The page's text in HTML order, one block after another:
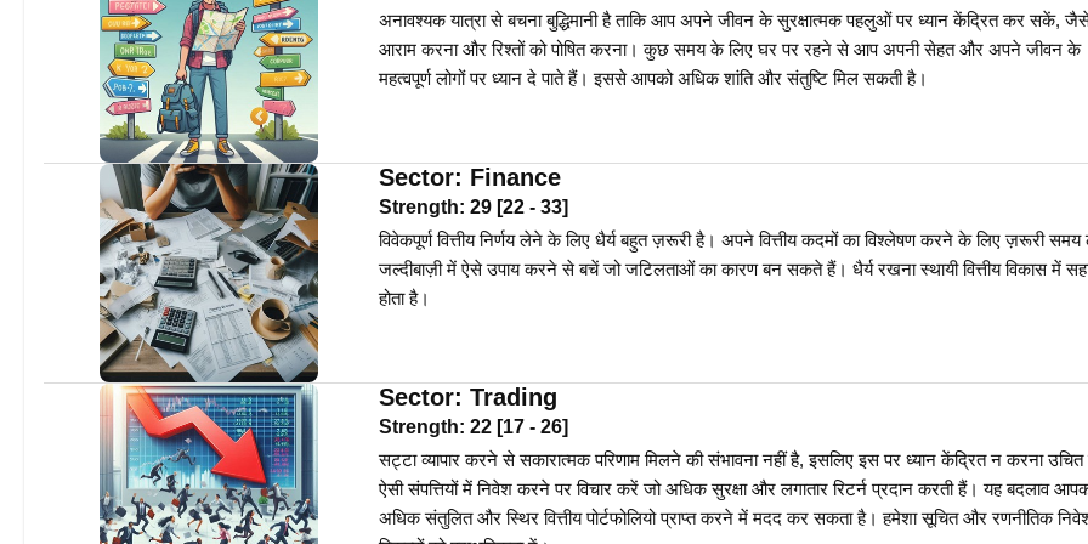
अनावश्यक यात्रा से बचना बुद्धिमानी है ताकि आप अपने जीवन के सुरक्षात्मक पहलुओं पर ध्यान केंद्रित कर सकें,
आराम करना और रिश्तों को पोषित करना। कुछ समय के लिए घर पर रहने से आप अपनी सेहत और अपने जीवन के
महत्वपूर्ण लोगों पर ध्यान दे पाते हैं। इससे आपको अधिक शांति और संतुष्टि मिल सकती है।
Sector: Finance
Strength: 29 [22 - 33]
विवेकपूर्ण वित्तीय निर्णय लेने के लिए धैर्य बहुत ज़रूरी है। अपने वित्तीय कदमों का विश्लेषण करने के लिए ज़रूरी समय
जल्दीबाज़ी में ऐसे उपाय करने से बचें जो जटिलताओं का कारण बन सकते हैं। धैर्य रखना स्थायी वित्तीय विकास में
होता है।
Sector: Trading
Strength: 22 [17 - 26]
सट्टा व्यापार करने से सकारात्मक परिणाम मिलने की संभावना नहीं है, इसलिए इस पर ध्यान केंद्रित न करना उचित
ऐसी संपत्तियों में निवेश करने पर विचार करें जो अधिक सुरक्षा और लगातार रिटर्न प्रदान करती हैं। यह बदलाव
अधिक संतुलित और स्थिर वित्तीय पोर्टफोलियो प्राप्त करने में मदद कर सकता है। हमेशा सूचित और रणनीतिक